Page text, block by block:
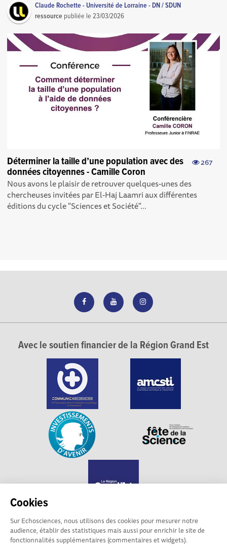
Cookies
Sur Echosciences, nous utilisons des cookies pour mesurer notre
audience, établir des statistiques mais aussi pour enrichir le site de
fonctionnalités supplémentaires (commentaires et widgets).
Claude Rochette - Université de Lorraine - DN / SDUN
ressource publiée le23/03/2026
267
Déterminer la taille d’une population avec des
données citoyennes - Camille Coron
Nous avons le plaisir de retrouver quelques-unes des
chercheuses invitées par El-Haj Laamri aux différentes
éditions du cycle "Sciences et Société"...
Avec le soutien financier de la Région Grand Est
Echosciences Grand Est est propulsé par
Communicasciences